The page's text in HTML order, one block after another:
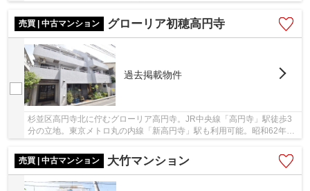
売買 | 中古マンション
グローリア初穂高円寺
過去掲載物件
杉並区高円寺北に佇むグローリア高円寺。JR中央線「高円寺」駅徒歩3
分の立地。東京メトロ丸の内線「新高円寺」駅も利用可能。昭和62年3
売買 | 中古マンション
大竹マンション